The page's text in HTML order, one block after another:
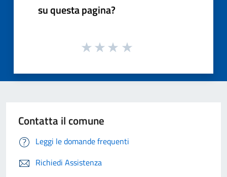
su questa pagina?
Contatta il comune
Leggi le domande frequenti
Richiedi Assistenza